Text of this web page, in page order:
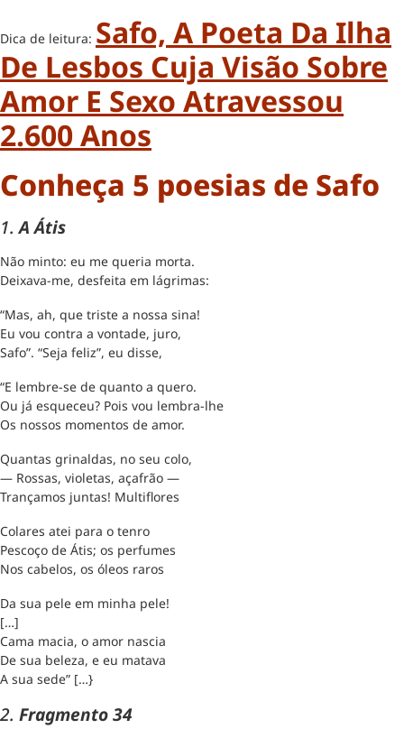
Dica de leitura: Safo, A Poeta Da Ilha
De Lesbos Cuja Visão Sobre
Amor E Sexo Atravessou
2.600 Anos
Conheça 5 poesias de Safo
1.A Átis
Não minto: eu me queria morta.
Deixava-me, desfeita em lágrimas:
“Mas, ah, que triste a nossa sina!
Eu vou contra a vontade, juro,
Safo”. “Seja feliz”, eu disse,
“E lembre-se de quanto a quero.
Ou já esqueceu? Pois vou lembra-lhe
Os nossos momentos de amor.
Quantas grinaldas, no seu colo,
— Rossas, violetas, açafrão —
Trançamos juntas! Multiflores
Colares atei para o tenro
Pescoço de Átis; os perfumes
Nos cabelos, os óleos raros
Da sua pele em minha pele!
[…]
Cama macia, o amor nascia
De sua beleza, e eu matava
A sua sede” […}
2. Fragmento 34